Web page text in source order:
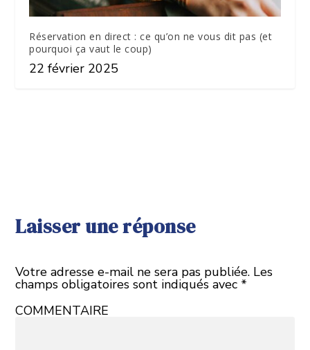
Réservation en direct : ce qu’on ne vous dit pas (et
pourquoi ça vaut le coup)
22 février 2025
Laisser une réponse
Votre adresse e-mail ne sera pas publiée. Les
champs obligatoires sont indiqués avec *
COMMENTAIRE